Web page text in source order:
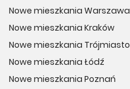
Nowe mieszkania Warszawa
Nowe mieszkania Kraków
Nowe mieszkania Trójmiasto
Nowe mieszkania Łódź
Nowe mieszkania Poznań